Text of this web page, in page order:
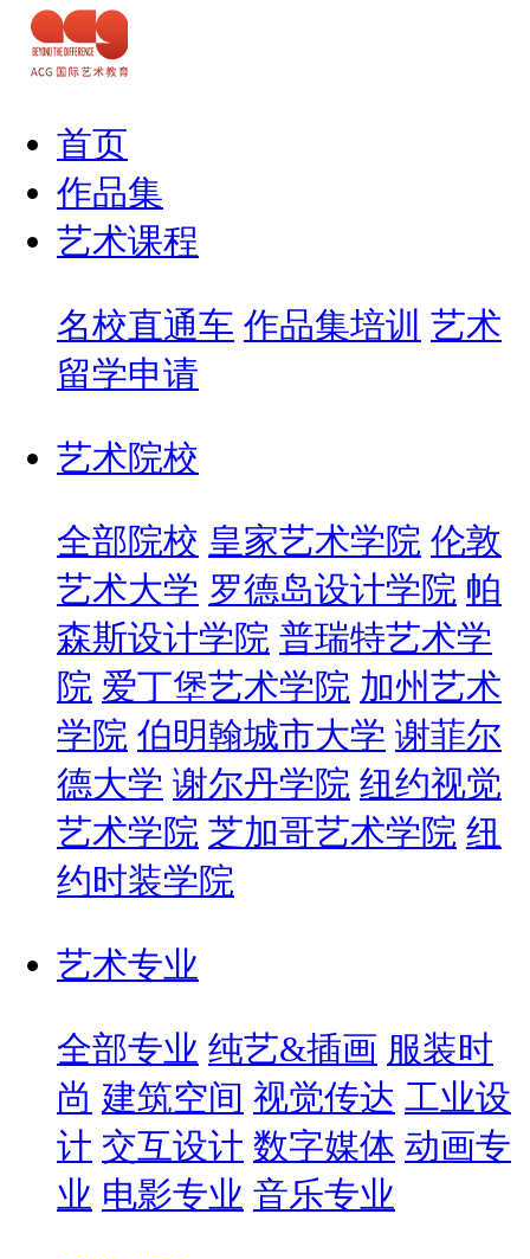
首页
作品集
艺术课程
名校直通车 作品集培训 艺术
留学申请
艺术院校
全部院校 皇家艺术学院 伦敦
艺术大学 罗德岛设计学院 帕
森斯设计学院 普瑞特艺术学
院 爱丁堡艺术学院 加州艺术
学院 伯明翰城市大学 谢菲尔
德大学 谢尔丹学院 纽约视觉
艺术学院 芝加哥艺术学院 纽
约时装学院
艺术专业
全部专业 纯艺&插画 服装时
尚 建筑空间 视觉传达 工业设
计 交互设计 数字媒体 动画专
业 电影专业 音乐专业